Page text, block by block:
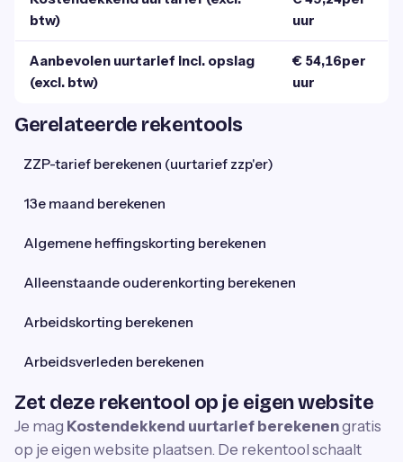
btw)
uur
Aanbevolen uurtarief incl. opslag
(excl. btw)
€ 54,16per
uur
Gerelateerde rekentools
ZZP-tarief berekenen (uurtarief zzp'er)
13e maand berekenen
Algemene heffingskorting berekenen
Alleenstaande ouderenkorting berekenen
Arbeidskorting berekenen
Arbeidsverleden berekenen
Zet deze rekentool op je eigen website
Je mag Kostendekkend uurtarief berekenengratis
op je eigen website plaatsen. De rekentool schaalt